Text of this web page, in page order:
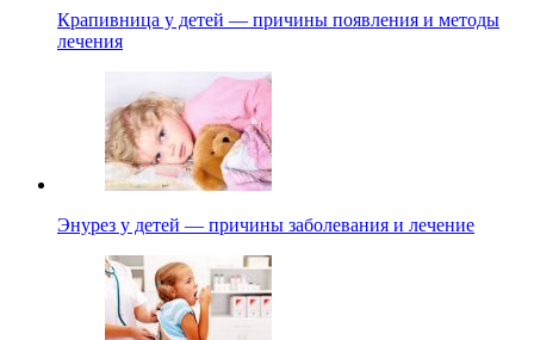
Крапивница у детей — причины появления и методы
лечения
Энурез у детей — причины заболевания и лечение